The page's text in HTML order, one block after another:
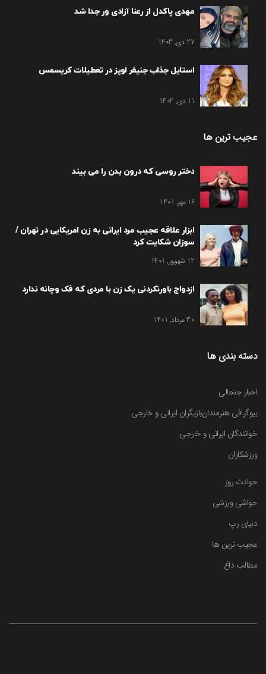
مهدی پاکدل از رعنا آزادی ور جدا شد
27 دی, 1403
استایل جذاب جنیفر لوپز در تعطیلات کریسمس
11 دی, 1403
عجیب ترین ها
دختر روسی که درون بدن را می بیند
16 مهر, 1401
ابزار علاقه عجیب مرد ایرانی به زن امریکایی در تهران /
سوزان شکایت کرد
12 شهریور, 1401
ازدواج باورنکردنی یک زن با مردی که فک وچانه ندارد
30 مرداد, 1401
دسته بندی ها
اخبار جنجالی
بیوگرافی هنرمندانبازیگران ایرانی و خارجی
خوانندگان ایرانی و خارجی
ورزشکاران
حوادث روز
حواشی ورزشی
دنیای رپ
عجیب ترین ها
مطالب داغ